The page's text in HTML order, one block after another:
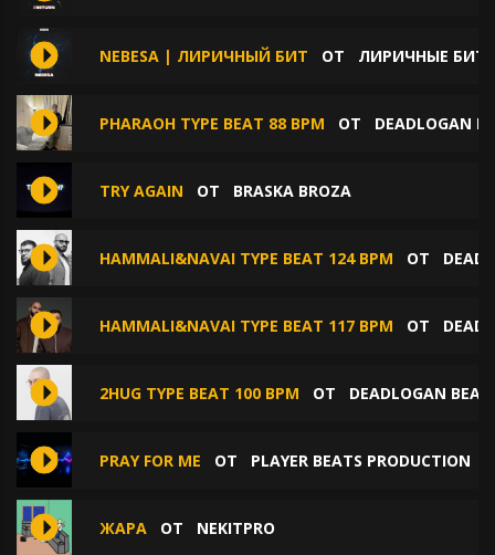
NEBESA | ЛИРИЧНЫЙ БИТ ОТ ЛИРИЧНЫЕ БИТЫ
PHARAOH TYPE BEAT 88 BPM ОТ DEADLOGAN
TRY AGAIN ОТ BRASKA BROZA
HAMMALI&NAVAI TYPE BEAT 124 BPM ОТ
HAMMALI&NAVAI TYPE BEAT 117 BPM ОТ
2HUG TYPE BEAT 100 BPM ОТ DEADLOGAN
PRAY FOR ME ОТ PLAYER BEATS PRODUCTION
ЖАРА ОТ NEKITPRO